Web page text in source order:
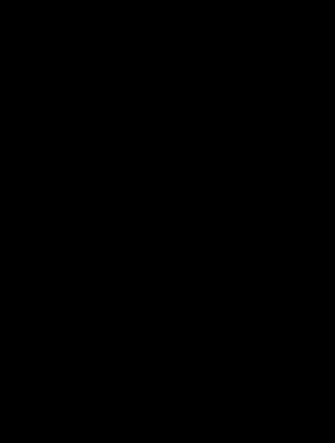
оформленный деревянными
сегодня эко-стиля. К
где с этой целью